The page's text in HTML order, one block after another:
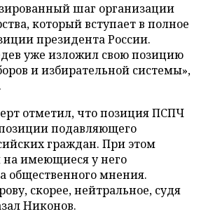
шаг организации
который вступает в полное
президента России.
уже изложил свою позицию
и избирательной системы»,
отметил, что позиция ПСПЧ
позиции подавляющего
граждан. При этом
на имеющиеся у него
общественного мнения.
скорее, нейтральное, судя
Никонов.